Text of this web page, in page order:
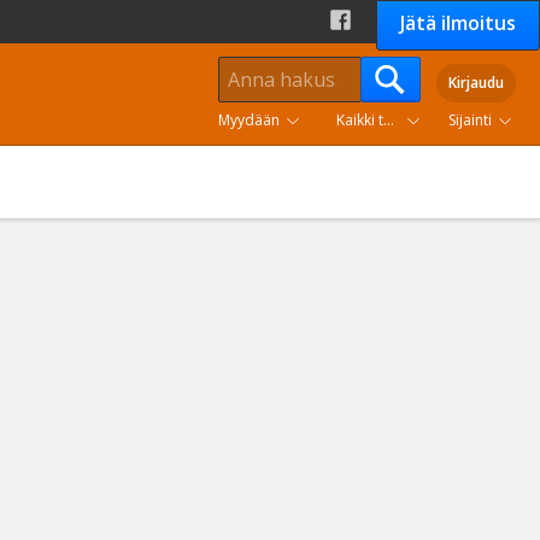
Jätä ilmoitus
Kirjaudu
Myydään
Kaikki tuoteryhmät Sijainti